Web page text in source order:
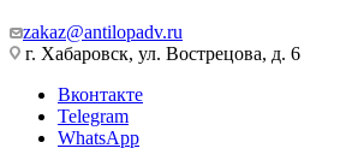
zakaz@antilopadv.ru
г. Хабаровск, ул. Вострецова, д. 6
Вконтакте
Telegram
WhatsApp